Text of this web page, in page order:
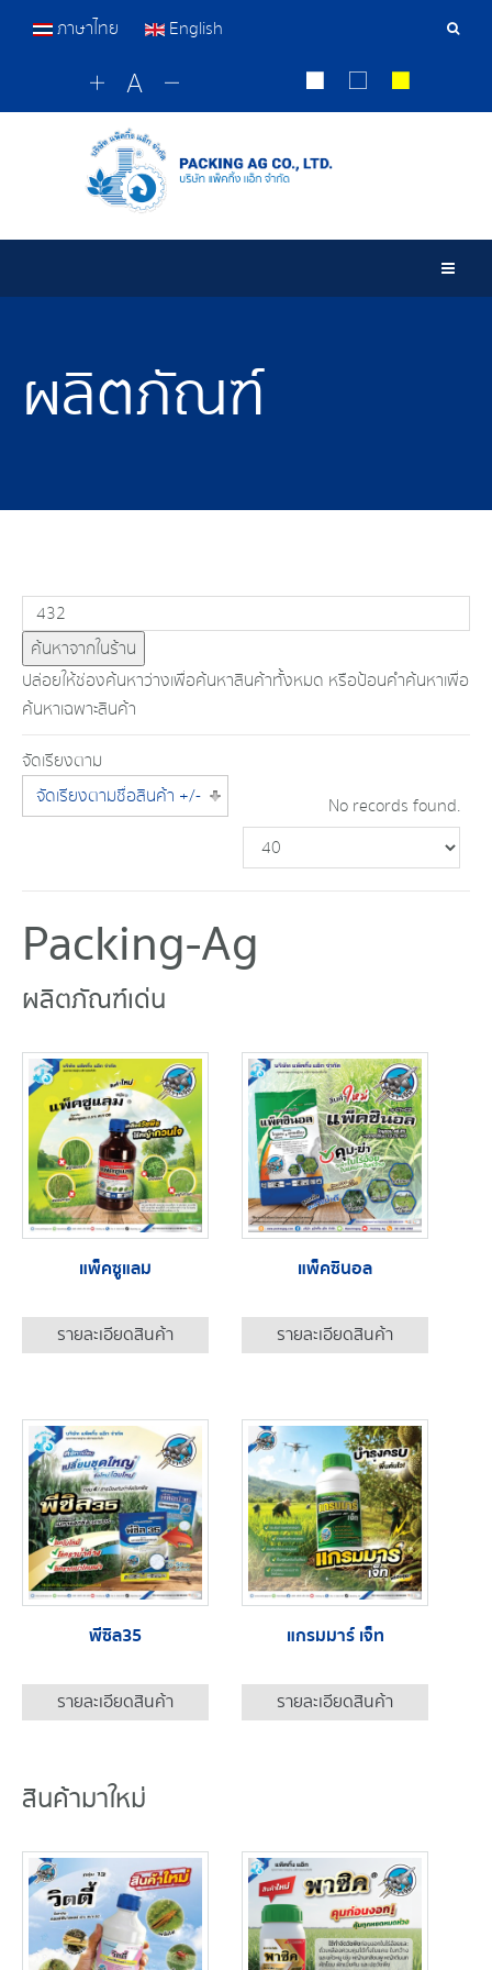
เครื่อ
ภาษาไทย English
ผลิตภัณฑ์
ปล่อยให้ช่องค้นหาว่างเพื่อค้นหาสินค้าทั้งหมด หรือป้อนคำค้นหาเพื่อ
ค้นหาเฉพาะสินค้า
จัดเรียงตาม
จัดเรียงตามชื่อสินค้า +/-
No records found.
Packing-Ag
ผลิตภัณฑ์เด่น
แพ็คซูแลม
รายละเอียดสินค้า
แพ็คซินอล
รายละเอียดสินค้า
พีซิล35
รายละเอียดสินค้า
แกรมมาร์ เจ็ท
รายละเอียดสินค้า
สินค้ามาใหม่